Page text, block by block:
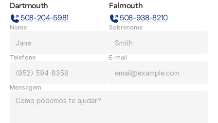
Dartmouth
508-204-5981
Falmouth
508-938-8210
Nome Sobrenome
Telefone E-mail
Mensagem